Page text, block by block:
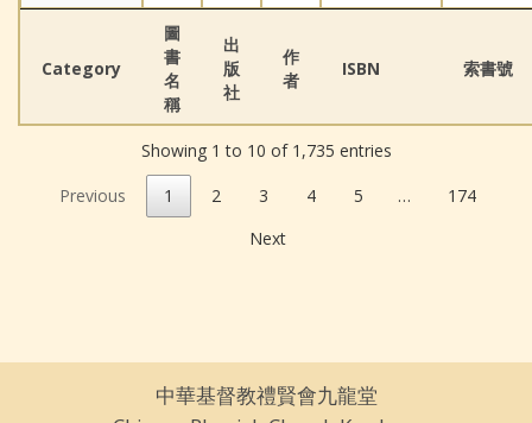
Category
圖
書
名
稱
出
版
社
作
者
ISBN 索書號
Showing 1 to 10 of 1,735 entries
Previous 1 2 3 4 5 …
174
Next
中華基督教禮賢會九龍堂